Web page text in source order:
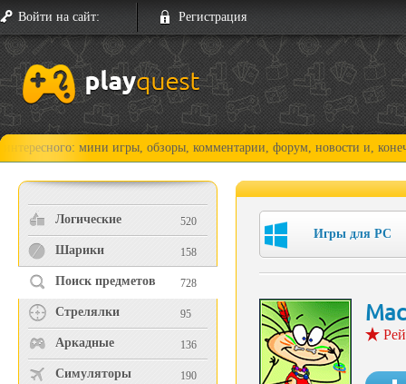
Войти на сайт: Регистрация
мини игры, обзоры, комментарии, форум, новости и, конечно,
Логические 520
Шарики 158
Поиск предметов 728
Стрелялки 95
Аркадные 136
Симуляторы 190
Игры для PC